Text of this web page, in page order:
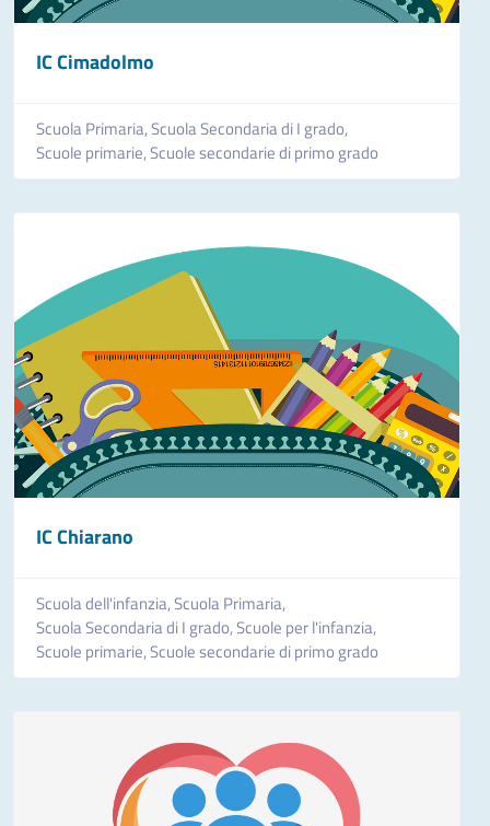
IC Cimadolmo
Scuola Primaria,Scuola Secondaria di I grado,
Scuole primarie,Scuole secondarie di primo grado
IC Chiarano
Scuola dell'infanzia,Scuola Primaria,
Scuola Secondaria di I grado,Scuole per l'infanzia,
Scuole primarie,Scuole secondarie di primo grado